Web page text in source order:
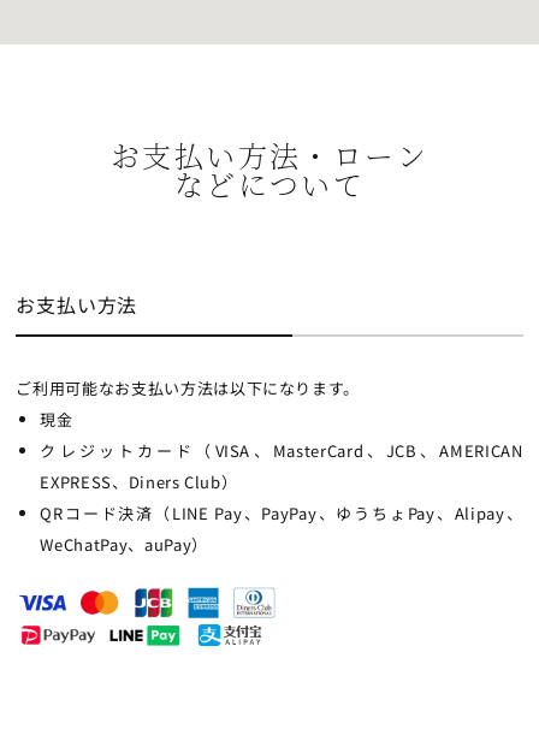
お支払い方法・ローン
などについて
お支払い方法
ご利用可能なお支払い方法は以下になります。
現金
クレジットカード（VISA、MasterCard、JCB、AMERICAN
EXPRESS、Diners Club）
QRコード決済（LINE Pay、PayPay、ゆうちょPay、Alipay、
WeChatPay、auPay）